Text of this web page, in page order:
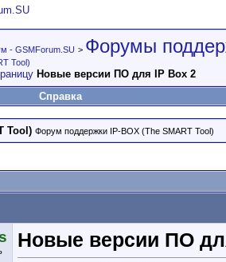
- GSMForum.SU > Форумы
Tool)
Новые версии ПО для IP Box 2
Справка
Tool) Форум поддержки IP-BOX (The SMART Tool)
Новые версии ПО